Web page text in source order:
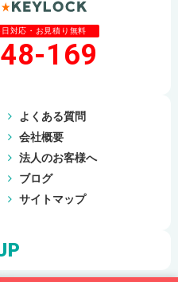
対応・お見積り無料
169
よくある質問
会社概要
法人のお客様へ
ブログ
サイトマップ